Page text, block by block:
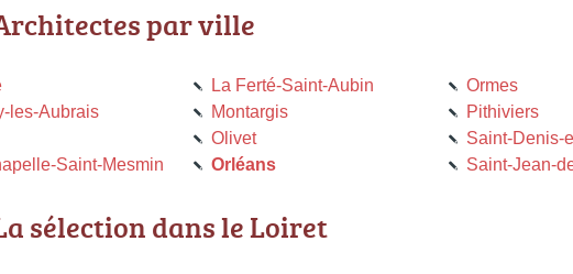
par ville
les-Aubrais
Saint-Mesmin
La Ferté-Saint-Aubin
Montargis
Olivet
Orléans
Ormes
Pithiviers
Saint-Denis-
Saint-Jean-
sélection dans le Loiret